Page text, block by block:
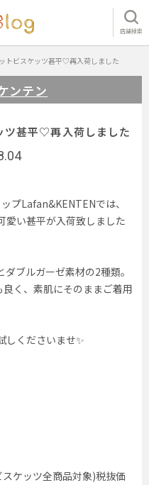
店舗検索
トビスケッツ甚平♡再入荷しました
ンテン
甚平♡再入荷しました
プLafan&KENTENでは、
愛い甚平が入荷致しました
ブルガーゼ素材の2種類。
く、素肌にそのままご着用
しくださいませ✨
ケッツ全商品対象)税抜価